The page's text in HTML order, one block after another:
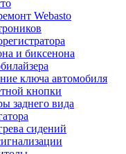
Webasto
и биксенона
ключа автомобиля
кнопки
заднего вида
сидений